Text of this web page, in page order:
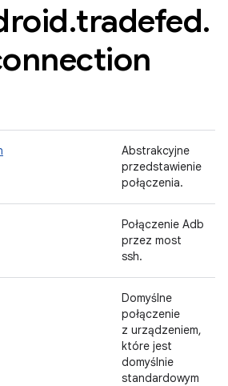
.tradefed.
Abstrakcyjne
przedstawienie
połączenia.
Połączenie Adb
przez most
ssh.
Domyślne
połączenie
z urządzeniem,
które jest
domyślnie
standardowym